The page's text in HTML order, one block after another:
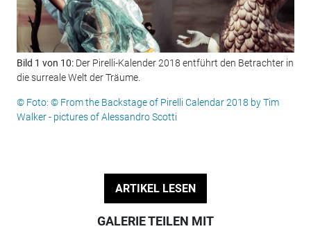
Bild 1 von 10: Der Pirelli-Kalender 2018 entführt den Betrachter in
die surreale Welt der Träume.
© Foto: © From the Backstage of Pirelli Calendar 2018 by Tim
Walker - pictures of Alessandro Scotti
ARTIKEL LESEN
GALERIE TEILEN MIT